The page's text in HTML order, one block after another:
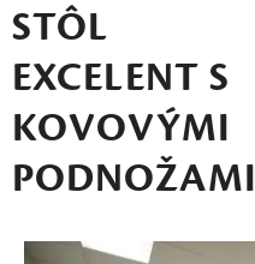
STÔL
EXCELENT S
KOVOVÝMI
PODNOŽAMI